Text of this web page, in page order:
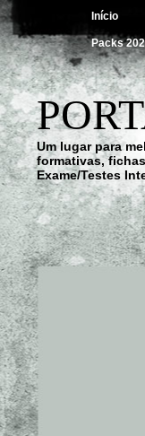
Início
Packs
Um lugar para
formativas,
Exame/Testes